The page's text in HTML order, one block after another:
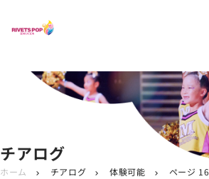
チアログ
ホーム chevron_right チアログ chevron_right 体験可能 chevron_right ページ 16